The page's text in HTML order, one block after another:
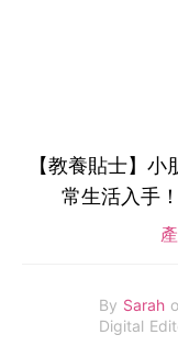
【教養貼士】
常生活入手
By Sarah
Digital